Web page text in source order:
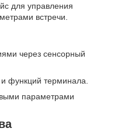
для управления
встречи.
через сенсорный
и функций терминала.
параметрами